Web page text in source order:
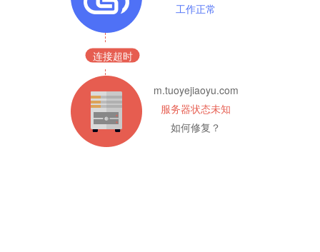
工作正常
连接超时
m.tuoyejiaoyu.com
服务器状态未知
如何修复？